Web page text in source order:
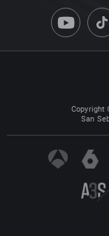
Copyright
San